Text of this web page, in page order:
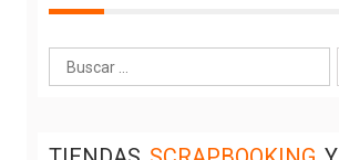
Buscar: